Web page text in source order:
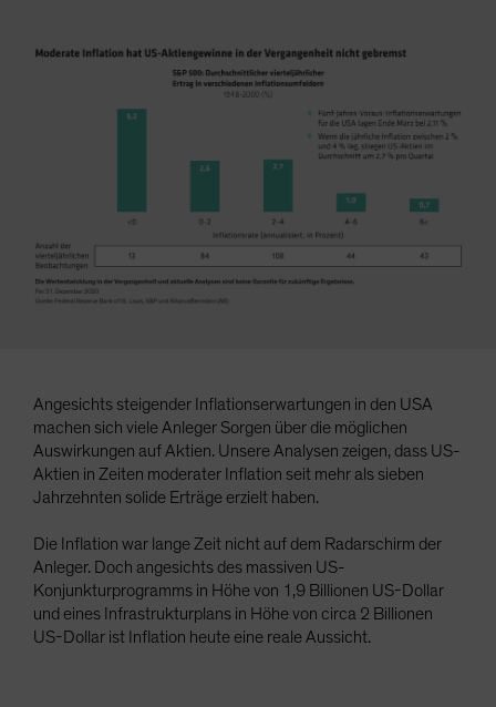
Singapore
South Korea - 대한민국
Taiwan - 台灣
UK
United States (US Citizens)
Angesichts steigender Inflationserwartungen in den USA
machen sich viele Anleger Sorgen über die möglichen
Auswirkungen auf Aktien. Unsere Analysen zeigen, dass US-
Aktien in Zeiten moderater Inflation seit mehr als sieben
Jahrzehnten solide Erträge erzielt haben.
Die Inflation war lange Zeit nicht auf dem Radarschirm der
Anleger. Doch angesichts des massiven US-
Konjunkturprogramms in Höhe von 1,9 Billionen US-Dollar
und eines Infrastrukturplans in Höhe von circa 2 Billionen
US-Dollar ist Inflation heute eine reale Aussicht.